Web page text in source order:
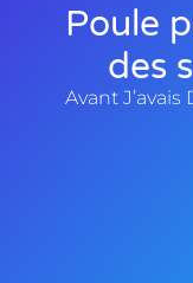
Poule
des
Avant